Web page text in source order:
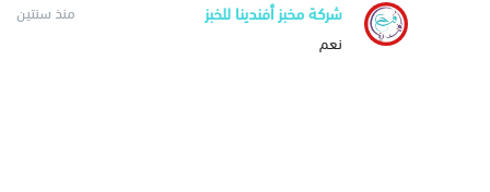
شركة مخبز أفندينا للخبز
منذ سنتين
نعم